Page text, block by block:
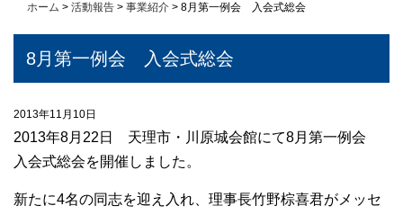
ホーム > 活動報告 > 事業紹介 > 8月第一例会 入会式総会
8月第一例会 入会式総会
2013年11月10日
2013年8月22日 天理市・川原城会館にて8月第一例会
入会式総会を開催しました。
新たに4名の同志を迎え入れ、理事長竹野棕喜君がメッセ